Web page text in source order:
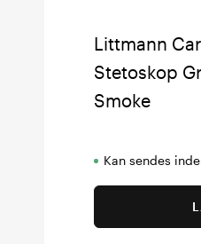
Littmann
Stetoskop
Smoke
Kan sendes